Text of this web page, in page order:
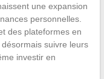
une expansion
personnelles.
des plateformes en
suivre leurs
investir en